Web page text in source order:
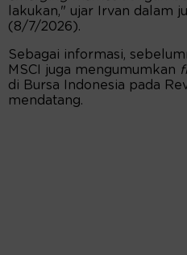
lakukan," ujar Irvan dalam
(8/7/2026).
Sebagai informasi,
MSCI juga mengumumkan
di Bursa Indonesia pada
mendatang.